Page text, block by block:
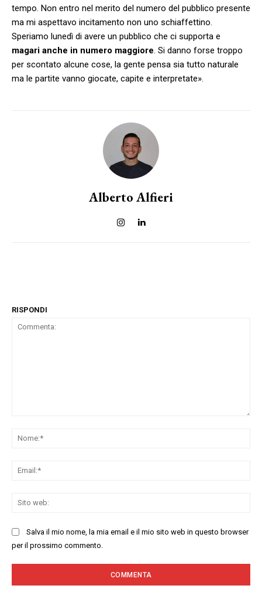
tempo. Non entro nel merito del numero del pubblico presente
ma mi aspettavo incitamento non uno schiaffettino.
Speriamo lunedì di avere un pubblico che ci supporta e
magari anche in numero maggiore. Si danno forse troppo
per scontato alcune cose, la gente pensa sia tutto naturale
ma le partite vanno giocate, capite e interpretate».
Alberto Alfieri
RISPONDI
Salva il mio nome, la mia email e il mio sito web in questo browser
per il prossimo commento.